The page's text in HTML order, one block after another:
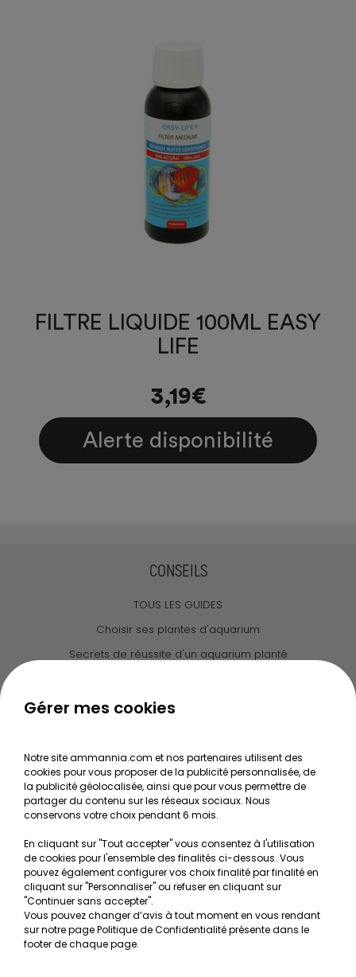
FILTRE LIQUIDE 100ML EASY
LIFE
3,19€
Alerte disponibilité
CONSEILS
TOUS LES GUIDES
Choisir ses plantes d'aquarium
Secrets de réussite d'un aquarium planté
Le journal d'Ammannia
Recherche de Notices de produits
Mentions légales
Conditions générales de vente
RGPD
MON COMPTE
Avantages
Créer un compte client
Gérer mes cookies
Notre site ammannia.com et nos partenaires utilisent des
cookies pour vous proposer de la publicité personnalisée, de
la publicité géolocalisée, ainsi que pour vous permettre de
partager du contenu sur les réseaux sociaux. Nous
conservons votre choix pendant 6 mois.
En cliquant sur "Tout accepter" vous consentez à l'utilisation
de cookies pour l'ensemble des finalités ci-dessous. Vous
pouvez également configurer vos choix finalité par finalité en
cliquant sur "Personnaliser" ou refuser en cliquant sur
"Continuer sans accepter".
Vous pouvez changer d’avis à tout moment en vous rendant
sur notre page Politique de Confidentialité présente dans le
footer de chaque page.